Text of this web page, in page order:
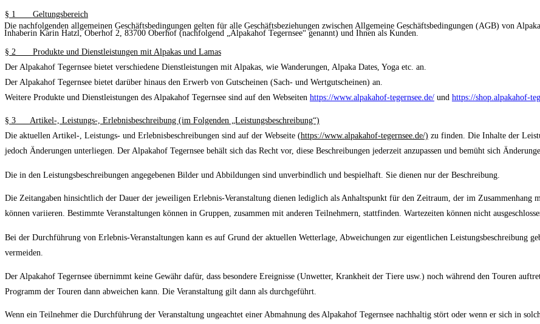
§ 1 Geltungsbereich
Die nachfolgenden allgemeinen Geschäftsbedingungen gelten für alle Geschäftsbeziehungen zwischen Allgemeine Geschäftsbedingungen (AGB) von
Inhaberin Karin Hatzl, Oberhof 2, 83700 Oberhof (nachfolgend „Alpakahof Tegernsee“ genannt) und Ihnen als Kunden.
§ 2 Produkte und Dienstleistungen mit Alpakas und Lamas
Der Alpakahof Tegernsee bietet verschiedene Dienstleistungen mit Alpakas, wie Wanderungen, Alpaka Dates, Yoga etc. an.
Der Alpakahof Tegernsee bietet darüber hinaus den Erwerb von Gutscheinen (Sach- und Wertgutscheinen) an.
Weitere Produkte und Dienstleistungen des Alpakahof Tegernsee sind auf den Webseiten https://www.alpakahof-tegernsee.de/und https://shop.alpakahof-
§ 3 Artikel-, Leistungs-, Erlebnisbeschreibung (im Folgenden „Leistungsbeschreibung“)
Die aktuellen Artikel-, Leistungs- und Erlebnisbeschreibungen sind auf der Webseite (https://www.alpakahof-tegernsee.de/) zu finden. Die Inhalte der
jedoch Änderungen unterliegen. Der Alpakahof Tegernsee behält sich das Recht vor, diese Beschreibungen jederzeit anzupassen und bemüht sich
Die in den Leistungsbeschreibungen angegebenen Bilder und Abbildungen sind unverbindlich und bespielhaft. Sie dienen nur der Beschreibung.
Die Zeitangaben hinsichtlich der Dauer der jeweiligen Erlebnis-Veranstaltung dienen lediglich als Anhaltspunkt für den Zeitraum, der im
können variieren. Bestimmte Veranstaltungen können in Gruppen, zusammen mit anderen Teilnehmern, stattfinden. Wartezeiten können nicht
Bei der Durchführung von Erlebnis-Veranstaltungen kann es auf Grund der aktuellen Wetterlage, Abweichungen zur eigentlichen Leistungsbeschreibung
vermeiden.
Der Alpakahof Tegernsee übernimmt keine Gewähr dafür, dass besondere Ereignisse (Unwetter, Krankheit der Tiere usw.) noch während den Touren
Programm der Touren dann abweichen kann. Die Veranstaltung gilt dann als durchgeführt.
Wenn ein Teilnehmer die Durchführung der Veranstaltung ungeachtet einer Abmahnung des Alpakahof Tegernsee nachhaltig stört oder wenn er sich in